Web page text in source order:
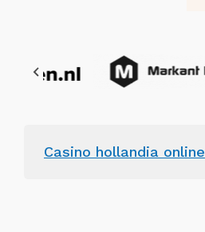
Casino hollandia online